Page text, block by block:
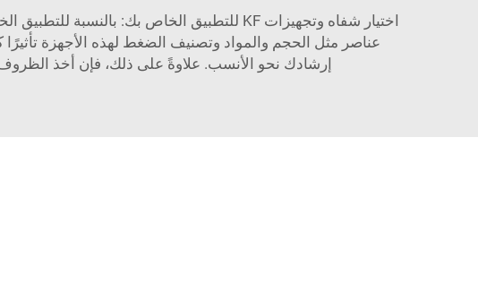
عناصر مثل الحجم والمواد وتصنيف الضغط لهذه الأجهزة
إرشادك نحو الأنسب. علاوةً على ذلك، فإن أخذ